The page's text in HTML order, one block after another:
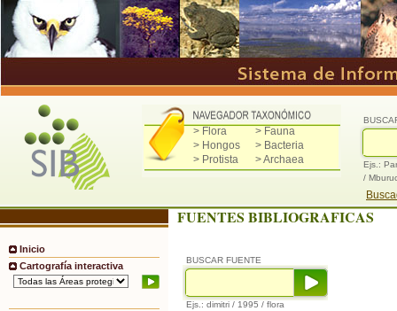
> Flora
> Fauna
> Hongos
> Bacteria
> Protista
> Archaea
Ejs.:
/
Inicio
Cartografía interactiva
FUENTES BIBLIOGRAFICAS
BUSCAR FUENTE
Ejs.: dimitri / 1995 / flora